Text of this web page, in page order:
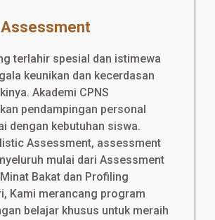
terlahir spesial dan istimewa
keunikan dan kecerdasan
Akademi CPNS
pendampingan personal
dengan kebutuhan siswa.
Assessment, assessment
mulai dari Assessment
Bakat dan Profiling
Kami merancang program
belajar khusus untuk meraih